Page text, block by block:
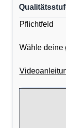
Pflichtfeld
Wähle deine